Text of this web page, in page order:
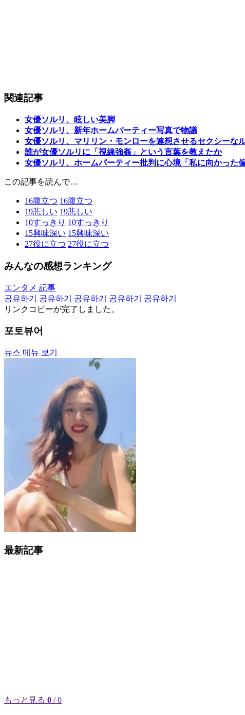
関連記事
女優ソルリ、眩しい美脚
女優ソルリ、新年ホームパーティー写真で物議
女優ソルリ、マリリン・モンローを連想させるセクシーな
誰が女優ソルリに「視線強姦」という言葉を教えたか
女優ソルリ、ホームパーティー批判に心境「私に向かった
この記事を読んで…
16腹立つ 16腹立つ
19悲しい 19悲しい
10すっきり 10すっきり
15興味深い 15興味深い
27役に立つ 27役に立つ
みんなの感想ランキング
エンタメ 記事
공유하기
공유하기 공유하기 공유하기
공유하기
リンクコピーが完了しました。
포토뷰어
뉴스 메뉴 보기
最新記事
もっと見る 0 / 0